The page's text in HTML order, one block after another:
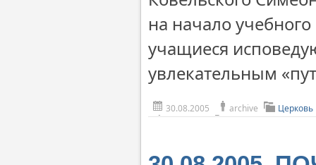
на начало
учащиеся
увлекательным
30.08.2005 archive